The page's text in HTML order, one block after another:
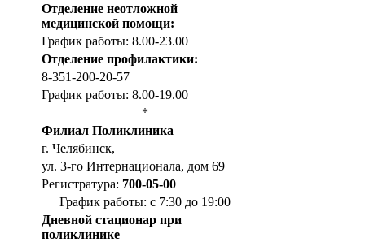
Отделение неотложной
медицинской помощи:
График работы: 8.00-23.00
Отделение профилактики:
8-351-200-20-57
График работы: 8.00-19.00
*
Филиал Поликлиника
г. Челябинск,
ул. 3-го Интернационала, дом 69
Регистратура: 700-05-00
График работы: с 7:30 до 19:00
Дневной стационар при
поликлинике